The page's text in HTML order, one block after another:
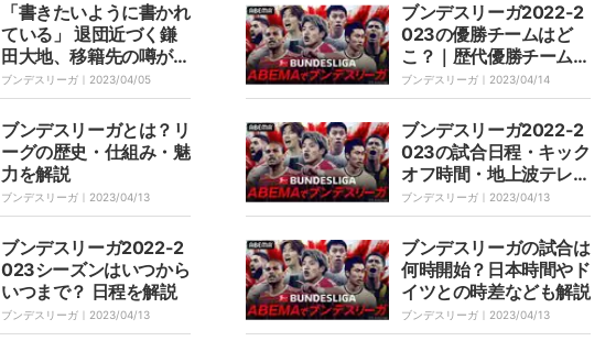
「書きたいように書かれ
ている」 退団近づく鎌
田大地、移籍先の噂が錯
綜中 市場価値“40億円
超の男”の去就はどうな
るのか？
ブンデスリーガ｜ 2023/04/05
ブンデスリーガ2022-2
023の優勝チームはど
こ？｜歴代優勝チーム一
覧・優勝チーム予想・ブ
ックメーカーによるオッ
ズ
ブンデスリーガ｜ 2023/04/14
ブンデスリーガとは？リ
ーグの歴史・仕組み・魅
力を解説
ブンデスリーガ｜ 2023/04/13
ブンデスリーガ2022-2
023の試合日程・キック
オフ時間・地上波テレビ
放送・ネット配信情報
ブンデスリーガ｜ 2023/04/13
ブンデスリーガ2022-2
023シーズンはいつから
いつまで？ 日程を解説
ブンデスリーガ｜ 2023/04/13
ブンデスリーガの試合は
何時開始？日本時間やド
イツとの時差なども解説
ブンデスリーガ｜ 2023/04/13